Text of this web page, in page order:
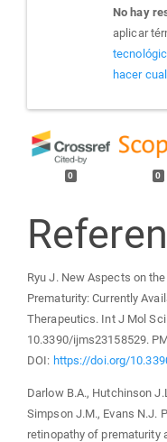
No hay
aplicar
hacer
0 0
Ryu J. New Aspects on
Prematurity: Currently
Therapeutics. Int J Mol
10.3390/ijms23158529.
DOI: https://doi.org/
Darlow B.A., Hutchinson
Simpson J.M., Evans N.J.
retinopathy of prematurity